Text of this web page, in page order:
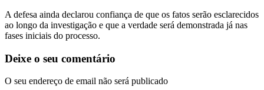
A defesa ainda declarou confiança de que os fatos serão esclarecidos
ao longo da investigação e que a verdade será demonstrada já nas
fases iniciais do processo.
Deixe o seu comentário
O seu endereço de email não será publicado